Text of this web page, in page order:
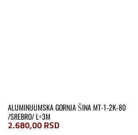
ALUMINIJUMSKA GORNJA ŠINA MT-1-2K-80
/SREBRO/ L=3M
2.680,00RSD